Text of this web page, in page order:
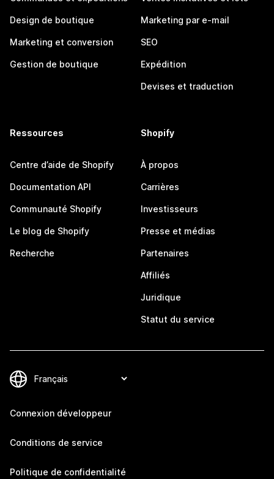
Design de boutique
Marketing et conversion
Gestion de boutique
Marketing par e-mail
SEO
Expédition
Devises et traduction
Ressources
Centre d’aide de Shopify
Documentation API
Communauté Shopify
Le blog de Shopify
Recherche
Shopify
À propos
Carrières
Investisseurs
Presse et médias
Partenaires
Affiliés
Juridique
Statut du service
Connexion développeur
Conditions de service
Politique de confidentialité